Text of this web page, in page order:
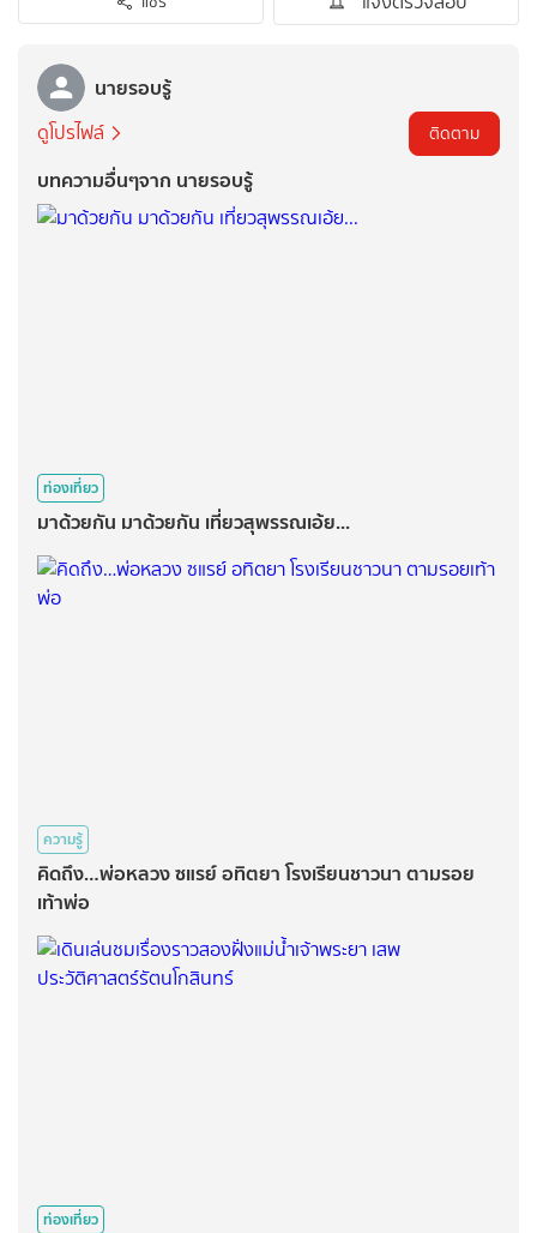
นายรอบรู้
ดูโปรไฟล์ ติดตาม
บทความอื่นๆจาก นายรอบรู้
ท่องเที่ยว
มาด้วยกัน มาด้วยกัน เที่ยวสุพรรณเอ้ย...
ความรู้
คิดถึง…พ่อหลวง ซแรย์ อทิตยา โรงเรียนชาวนา ตามรอย
เท้าพ่อ
ท่องเที่ยว